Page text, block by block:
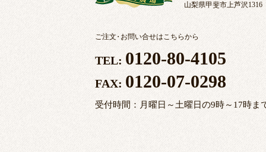
山梨県甲斐市上芦沢1316
ご注文・お問い合せはこちらから
TEL: 0120-80-4105
FAX: 0120-07-0298
受付時間：月曜日～土曜日の9時～17時ま